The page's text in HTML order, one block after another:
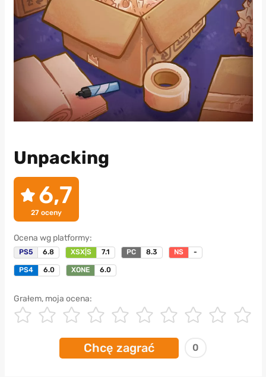
Unpacking
6,7
27oceny
Ocena wg platformy:
PS5 6.8 XSX|S 7.1 PC 8.3 NS -
PS4 6.0 XONE 6.0
Grałem, moja ocena:
Chcę zagrać 0